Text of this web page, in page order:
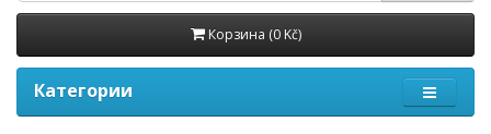
Корзина (0 Kč)
Категории